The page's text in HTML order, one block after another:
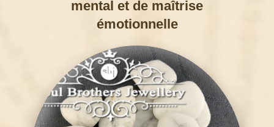
mental et de maîtrise
émotionnelle